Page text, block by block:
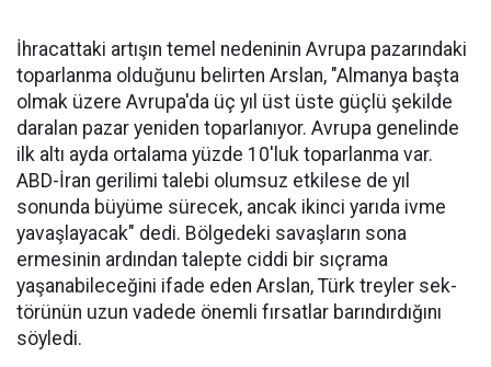
İhracattaki artışın temel nede­ninin Avrupa pazarındaki
topar­lanma olduğunu belirten Arslan, "Almanya başta
olmak üzere Av­rupa'da üç yıl üst üste güçlü şe­kilde
daralan pazar yeniden to­parlanıyor. Avrupa genelinde
ilk altı ayda ortalama yüzde 10'luk toparlanma var.
ABD-İran geri­limi talebi olumsuz etkilese de yıl
sonunda büyüme sürecek, ancak ikinci yarıda ivme
yavaşlayacak" dedi. Bölgedeki savaşların sona
ermesinin ardından talepte ciddi bir sıçrama
yaşanabileceğini ifa­de eden Arslan, Türk treyler sek­
törünün uzun vadede önemli fır­satlar barındırdığını
söyledi.